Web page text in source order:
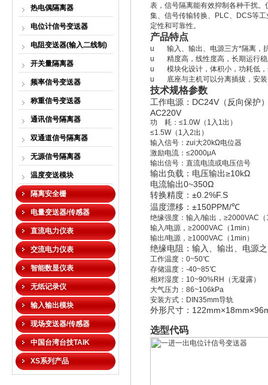
热电偶隔离器
电位计信号变送器
电阻变送器(输入二线制)
开关量隔离器
频率信号变送器
称重信号变送器
通讯信号隔离器
双通道信号隔离器
无源信号隔离器
温度变送模块
隔离安全栅
电量变送器/传感器
直流电力仪表
交流电力仪表
智能数显仪表
无纸记录仪
输入输出模块
现场变送器/传感器
中国台湾台技TAIK
XS系列产品
表，信号隔离能有效抑制各种干扰
集、信号传输转换、PLC、DCS等
定性和可靠性。
产品特点
u
输入、输出、电源三方*隔离，
u
精度高，线性度高，长期运行
u
模块化设计，体积小，功耗低
u
底座与主机可以分离插拔，安
技术规格参数
工作电源： DC24V（反向保护
AC220V
功 耗：≤1.0W（1入1出）
≤1.5W（1入2出）
输入信号：zui大20kΩ电位器
激励电流：≤2000μA
输出信号：直流电流或电压信号
输出负载：电压输出≥10kΩ
电流输出0~350Ω
转换精度： ±0.2%F.S
温度漂移： ±150PPM/℃
绝缘强度：输入/输出，≥2000VAC
输入/电源，≥2000VAC（1min）
输出/电源，≥1000VAC（1min）
绝缘电阻：输入、输出、电源
工作温度：0~50℃
存储温度：-40~85℃
相对湿度：10~90%RH（无凝露）
大气压力：86~106kPa
安装方式：DIN35mm导轨
外形尺寸： 122mm×18mm
选型代码